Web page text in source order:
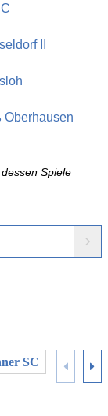
II
Oberhausen
Spiele
SC Bor.